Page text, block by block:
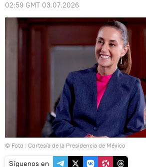
02:59 GMT 03.07.2026
© Foto : Cortesía de la Presidencia de México
Síguenos en